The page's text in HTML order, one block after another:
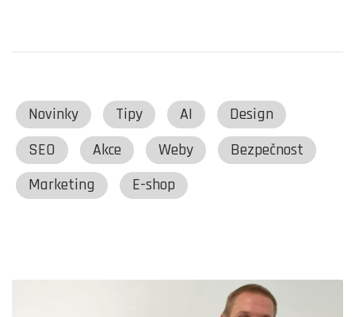
Novinky Tipy AI
Design
SEO
Akce Weby
Bezpečnost
Marketing
E-shop